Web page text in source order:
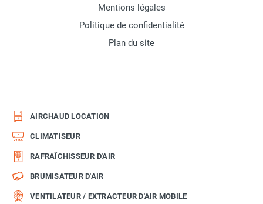
Mentions légales
Politique de confidentialité
Plan du site
AIRCHAUD LOCATION
CLIMATISEUR
RAFRAÎCHISSEUR D'AIR
BRUMISATEUR D'AIR
VENTILATEUR / EXTRACTEUR D'AIR MOBILE